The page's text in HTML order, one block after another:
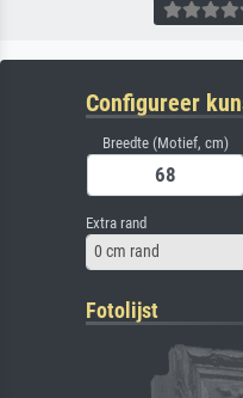
Configureer
Breedte (Motief, cm)
Extra rand
0 cm rand
Fotolijst